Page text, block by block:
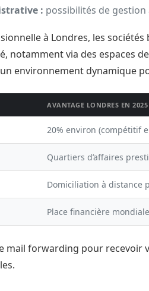
: possibilités de
à Londres, les
notamment via des espaces
environnement dynamique
AVANTAGE LONDRES EN 2025
20% environ (compétitif
Quartiers d’affaires
Domiciliation à distance
Place financière mondiale